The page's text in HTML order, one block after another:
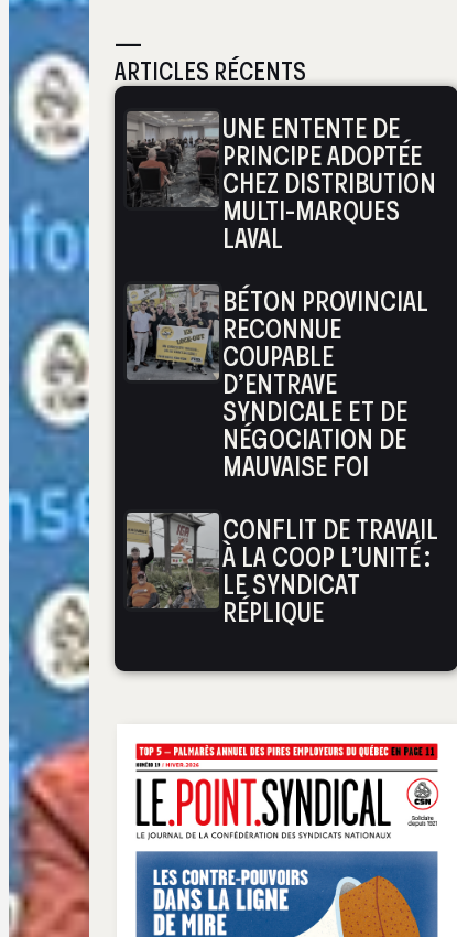
—
ARTICLES RÉCENTS
UNE ENTENTE DE
PRINCIPE ADOPTÉE
CHEZ DISTRIBUTION
MULTI-MARQUES
LAVAL
BÉTON PROVINCIAL
RECONNUE
COUPABLE
D’ENTRAVE
SYNDICALE ET DE
NÉGOCIATION DE
MAUVAISE FOI
CONFLIT DE TRAVAIL
À LA COOP L’UNITÉ :
LE SYNDICAT
RÉPLIQUE